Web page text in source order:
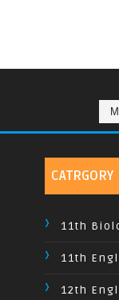
CATRGORY
11th
11th
12th